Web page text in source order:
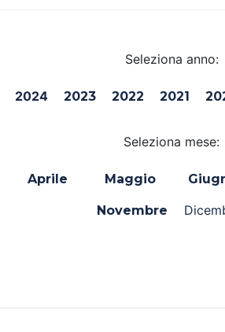
Seleziona anno:
2024 2023 2022 2021
Seleziona mese:
Aprile Maggio
Novembre